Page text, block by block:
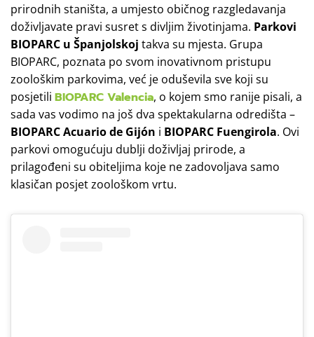
prirodnih staništa, a umjesto običnog razgledavanja
doživljavate pravi susret s divljim životinjama. Parkovi
BIOPARC u Španjolskoj takva su mjesta. Grupa
BIOPARC, poznata po svom inovativnom pristupu
zoološkim parkovima, već je oduševila sve koji su
posjetili BIOPARC Valencia, o kojem smo ranije pisali, a
sada vas vodimo na još dva spektakularna odredišta –
BIOPARC Acuario de Gijón i BIOPARC Fuengirola. Ovi
parkovi omogućuju dublji doživljaj prirode, a
prilagođeni su obiteljima koje ne zadovoljava samo
klasičan posjet zoološkom vrtu.